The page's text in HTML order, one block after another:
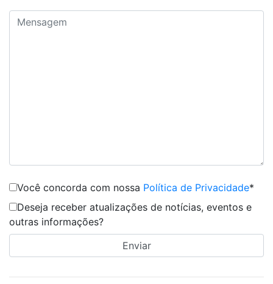
Você concorda com nossa Política de Privacidade*
Deseja receber atualizações de notícias, eventos e
outras informações?